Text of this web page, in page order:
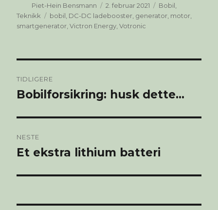
Forfatter
Piet-Hein Bensmann Publisert
2. februar 2021 Kategorier
Bobil
Teknikk
Stikkord
bobil DC-DC ladebooster generator motor
smartgenerator ,Victron Energy ,Votronic
TIDLIGERE
Forrige
Bobilforsikring: husk dette…
NESTE
Neste
Et ekstra lithium batteri